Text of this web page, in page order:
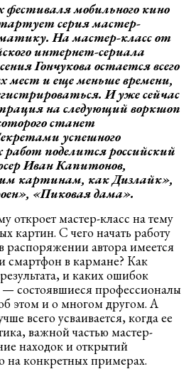
фестиваля мобильного кино
серия мастер-
На мастер-класс от
интернет-сериала
Гончукова остается всего
мест и еще меньше времени,
И уже сейчас
на следующий воркшоп
станет
успешного
работ поделится российский
Иван Капитонов,
картинам, как Дизлайк»,
«Пиковая дама».
откроет мастер-класс на тему
картин. С чего начать работу
распоряжении автора имеется
смартфон в кармане? Как
и каких ошибок
— состоявшиеся профессионалы
этом и о многом другом. А
всего усваивается, когда ее
важной частью мастер-
находок и открытий
на конкретных примерах.